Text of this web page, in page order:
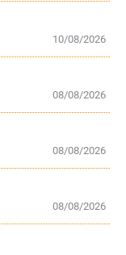
10/08/2026
08/08/2026
08/08/2026
08/08/2026